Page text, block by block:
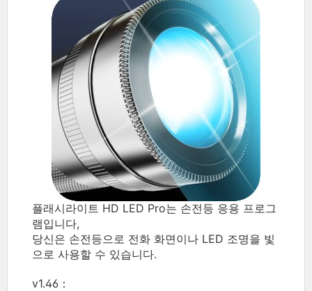
플래시라이트 HD LED Pro는 손전등 응용 프로그
램입니다,
당신은 손전등으로 전화 화면이나 LED 조명을 빛
으로 사용할 수 있습니다.
v1.46：